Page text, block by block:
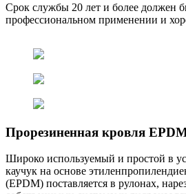
Срок службы 20 лет и более должен
профессиональном применении и
Прорезиненная кровля
Широко используемый и простой в
каучук на основе
(EPDM) поставляется в рулонах,